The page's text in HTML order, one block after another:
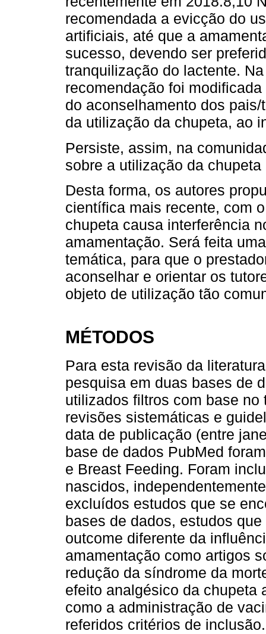
recomendada a evicção do
artificiais, até que a
sucesso, devendo ser
tranquilização do lactente.
recomendação foi
do aconselhamento dos
da utilização da chupeta, ao
Persiste, assim, na
sobre a utilização da
Desta forma, os autores
científica mais recente, com
chupeta causa interferência
amamentação. Será feita
temática, para que o
aconselhar e orientar os
objeto de utilização tão
MÉTODOS
Para esta revisão da
pesquisa em duas bases de
utilizados filtros com base
revisões sistemáticas e
data de publicação (entre
base de dados PubMed
e Breast Feeding. Foram
nascidos,
excluídos estudos que se
bases de dados, estudos
outcome diferente da
amamentação como artigos
redução da síndrome da
efeito analgésico da chupeta
como a administração de
referidos critérios de inclusão.